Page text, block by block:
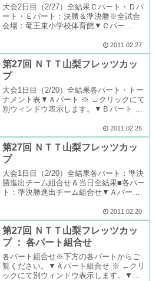
大会2日目（2/27）全結果Ｃパート・Ｄパ
ート・Ｅパート：決勝＆準決勝※全試合
会場：竜王東小学校体育館▼Ｃパー
０かのいわＶＣ・準決勝：ＳＦＣ２－０
玉穂三村・準決勝：かのいわＶＣ２－１
竜小クラブＢ▼Ｄパート...
2011.02.27
第27回 ＮＴＴ山梨フレッツカッ
プ
大会1日目（2/20）全結果各パート・トー
ナメント表▼Ａパート ※ ←クリックにて
別ウィンドウ表示します。▼Ｂパート ※
す。▼Ｃパート ※ ←クリックにて別ウィ
ンドウ表示します。▼Ｄパート ※ ←クリ
ック...
2011.02.26
第27回 ＮＴＴ山梨フレッツカッ
プ
大会1日目（2/20）全結果各パート：準決
勝進出チーム組合せ＆当日全結果■各パー
ト：準決勝進出チーム組合せ▼Ａパー
館・増穂Ｂ－竜小クラブＡ・東桂クラブ
Ａ－市川クラブＣ▼Ｂパート：大会3日
目・3/2（水）...
2011.02.20
第27回 ＮＴＴ山梨フレッツカッ
プ ： 各パート組合せ
各パート組合せ※下方の各パートからご
覧ください。▼Ａパート組合せ ※ ←クリ
ックにて別ウィンドウ表示します。▼Ｂ